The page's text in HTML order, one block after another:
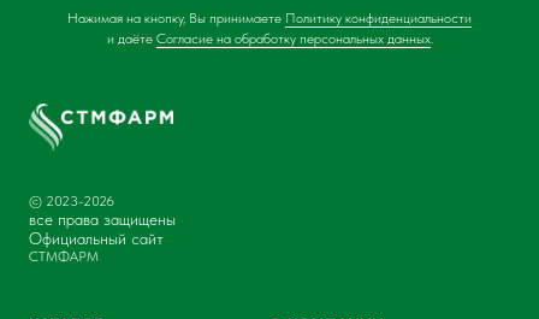
Нажимая на кнопку, Вы принимаете Политику конфиденциальности
и даёте Согласие на обработку персональных данных.
© 2023-2026
все права защищены
Официальный сайт
СТМФАРМ